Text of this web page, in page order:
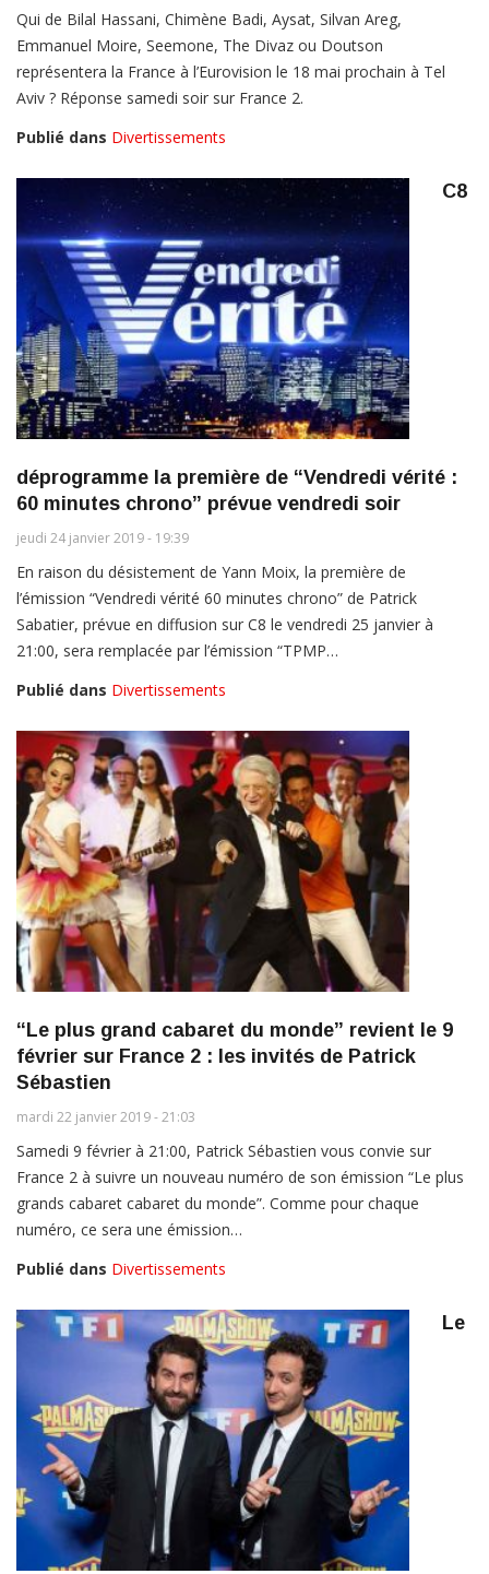
Qui de Bilal Hassani, Chimène Badi, Aysat, Silvan Areg,
Emmanuel Moire, Seemone, The Divaz ou Doutson
représentera la France à l’Eurovision le 18 mai prochain à Tel
Aviv ? Réponse samedi soir sur France 2.
Publié dans Divertissements
C8
déprogramme la première de “Vendredi vérité :
60 minutes chrono” prévue vendredi soir
jeudi 24 janvier 2019 - 19:39
En raison du désistement de Yann Moix, la première de
l’émission “Vendredi vérité 60 minutes chrono” de Patrick
Sabatier, prévue en diffusion sur C8 le vendredi 25 janvier à
21:00, sera remplacée par l’émission “TPMP…
Publié dans Divertissements
“Le plus grand cabaret du monde” revient le 9
février sur France 2 : les invités de Patrick
Sébastien
mardi 22 janvier 2019 - 21:03
Samedi 9 février à 21:00, Patrick Sébastien vous convie sur
France 2 à suivre un nouveau numéro de son émission “Le plus
grands cabaret cabaret du monde”. Comme pour chaque
numéro, ce sera une émission…
Publié dans Divertissements
Le